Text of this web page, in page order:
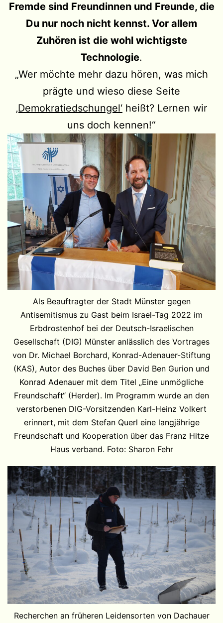
Fremde sind Freundinnen und Freunde, die
Du nur noch nicht kennst. Vor allem
Zuhören ist die wohl wichtigste
Technologie.
„Wer möchte mehr dazu hören, was mich
prägte und wieso diese Seite
‚Demokratiedschungel‘ heißt? Lernen wir
uns doch kennen!“
Als Beauftragter der Stadt Münster gegen
Antisemitismus zu Gast beim Israel-Tag 2022 im
Erbdrostenhof bei der Deutsch-Israelischen
Gesellschaft (DIG) Münster anlässlich des Vortrages
von Dr. Michael Borchard, Konrad-Adenauer-Stiftung
(KAS), Autor des Buches über David Ben Gurion und
Konrad Adenauer mit dem Titel „Eine unmögliche
Freundschaft“ (Herder). Im Programm wurde an den
verstorbenen DIG-Vorsitzenden Karl-Heinz Volkert
erinnert, mit dem Stefan Querl eine langjährige
Freundschaft und Kooperation über das Franz Hitze
Haus verband. Foto: Sharon Fehr
Recherchen an früheren Leidensorten von Dachauer